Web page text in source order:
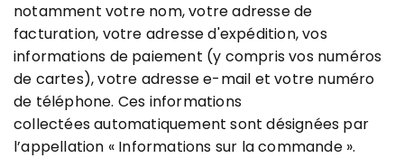
notamment votre nom, votre adresse de
facturation, votre adresse d'expédition, vos
informations de paiement (y compris vos numéros
de cartes), votre adresse e-mail et votre numéro
de téléphone. Ces informations
collectées automatiquement sont désignées par
l’appellation « Informations sur la commande ».